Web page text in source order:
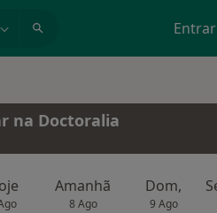
Entrar
na Doctoralia
Amanhã
8 Ago
Dom,
9 Ago